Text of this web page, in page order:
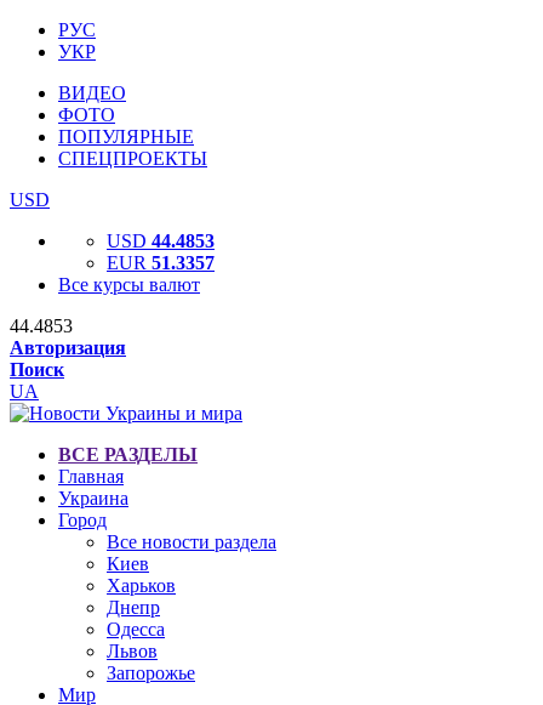
РУС
УКР
ВИДЕО
ФОТО
ПОПУЛЯРНЫЕ
СПЕЦПРОЕКТЫ
USD
USD 44.4853
EUR 51.3357
Все курсы валют
44.4853
Авторизация
Поиск
UA
ВСЕ РАЗДЕЛЫ
Главная
Украина
Город
Все новости раздела
Киев
Харьков
Днепр
Одесса
Львов
Запорожье
Мир